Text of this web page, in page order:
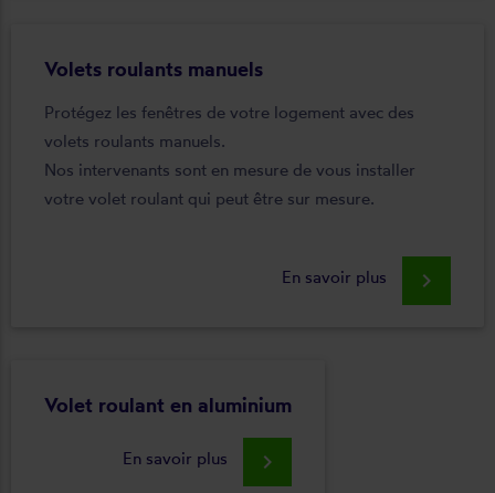
Volets roulants manuels
Protégez les fenêtres de votre logement avec des
volets roulants manuels.
Nos intervenants sont en mesure de vous installer
votre volet roulant qui peut être sur mesure.
En savoir plus keyboard_arrow_right
Volet roulant en aluminium
En savoir plus keyboard_arrow_right